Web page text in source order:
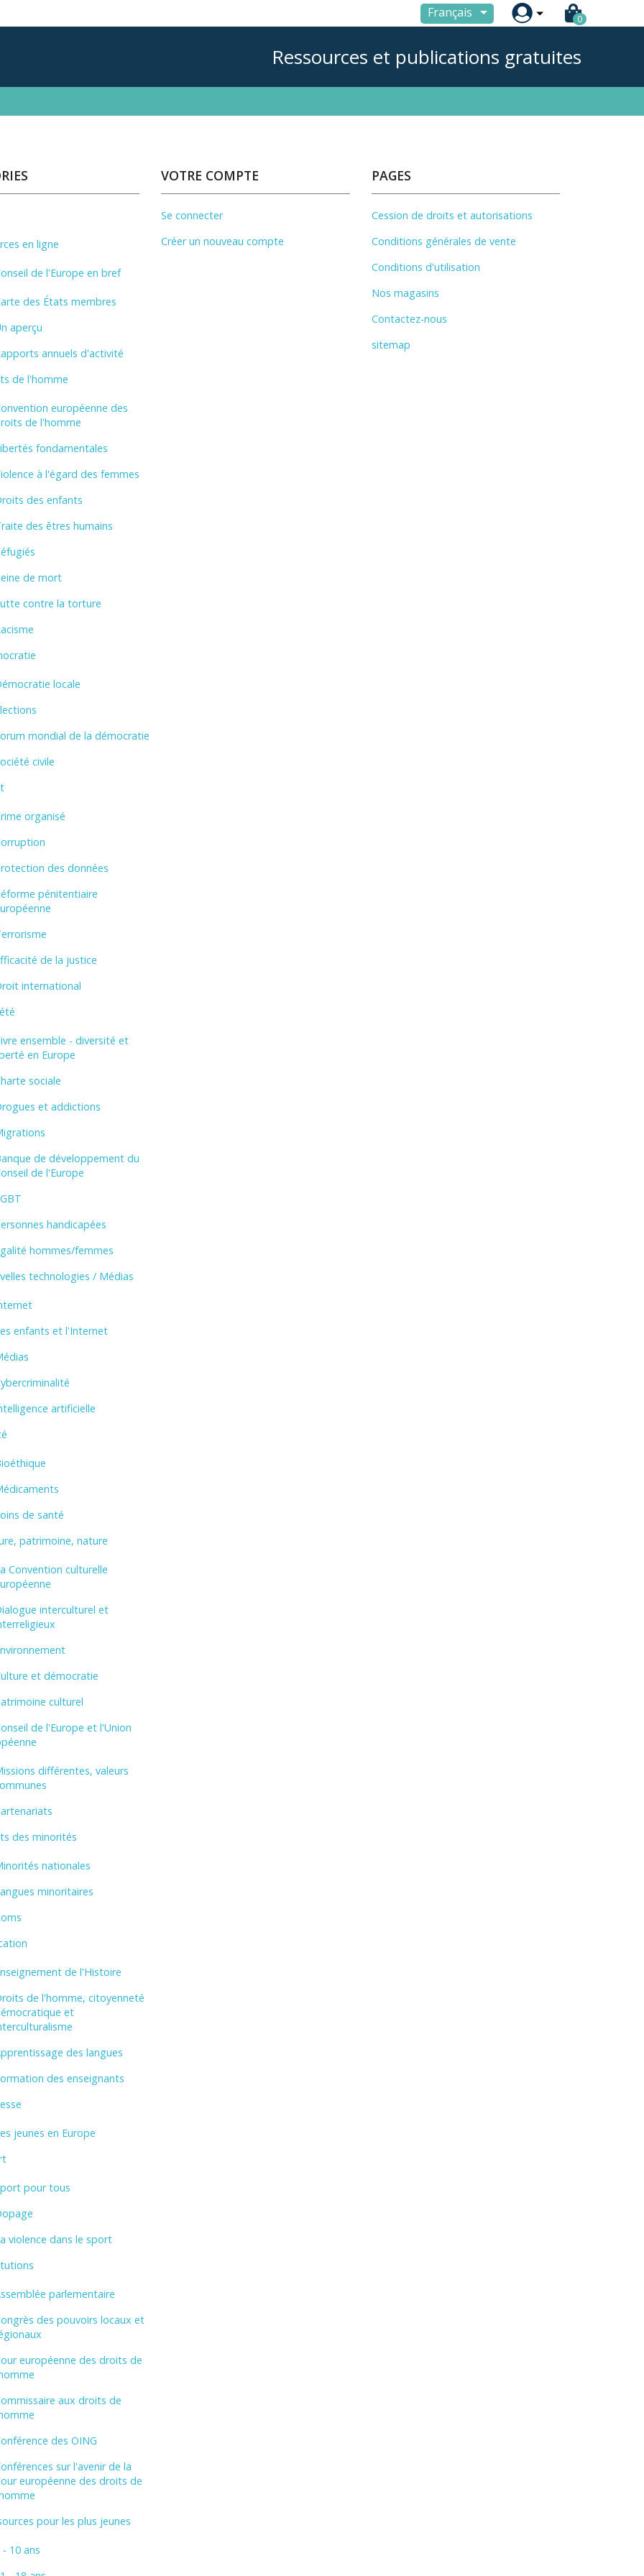
Français  0
Ressources et publications gratuites
en ligne
de l'Europe en bref
des États membres
aperçu
annuels d'activité
de l'homme
européenne des
de l'homme
fondamentales
à l'égard des femmes
des enfants
des êtres humains
de mort
contre la torture
locale
mondial de la démocratie
civile
organisé
des données
pénitentiaire
de la justice
international
ensemble - diversité et
en Europe
sociale
et addictions
de développement du
de l'Europe
handicapées
hommes/femmes
technologies / Médias
enfants et l'Internet
artificielle
de santé
patrimoine, nature
Convention culturelle
interculturel et
et démocratie
culturel
de l'Europe et l'Union
différentes, valeurs
des minorités
nationales
minoritaires
de l'Histoire
de l'homme, citoyenneté
et
des langues
des enseignants
jeunes en Europe
pour tous
violence dans le sport
parlementaire
des pouvoirs locaux et
européenne des droits de
aux droits de
des OING
sur l'avenir de la
européenne des droits de
pour les plus jeunes
- 10 ans
VOTRE COMPTE
Se connecter
Créer un nouveau compte
PAGES
Cession de droits et autorisations
Conditions générales de vente
Conditions d'utilisation
Nos magasins
Contactez-nous
sitemap